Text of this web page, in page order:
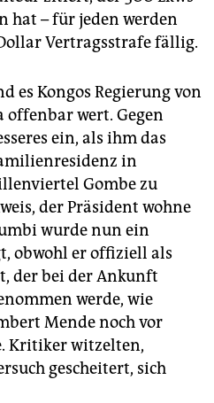
hat – für jeden werden
Vertragsstrafe fällig.
es Kongos Regierung von
offenbar wert. Gegen
ein, als ihm das
in
Gombe zu
der Präsident wohne
wurde nun ein
obwohl er offiziell als
der bei der Ankunft
werde, wie
Mende noch vor
Kritiker witzelten,
gescheitert, sich